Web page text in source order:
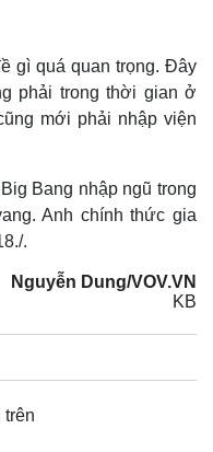
gì quá quan trọng. Đây
phải trong thời gian ở
mới phải nhập viện
Bang nhập ngũ trong
Anh chính thức gia
.
Nguyễn Dung/VOV.VN
KB
trên